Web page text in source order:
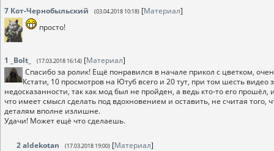
7 Кот-Чернобыльский (03.04.2018 10:18) [Материал]
просто!
1 _Bolt_ (17.03.2018 16:14) [Материал]
Спасибо за ролик! Ещё понравился в начале прикол с цветком,
Кстати, 10 просмотров на Ютуб всего и 20 тут, при том шесть
недосказанности, так как мод был не пройден, а ведь кто-то его
что имеет смысл сделать под вдохновением и оставить, не считая
деталям вполне излишне.
Удачи! Может ещё что сделаешь.
2aldekotan (17.03.2018 19:00) [Материал]